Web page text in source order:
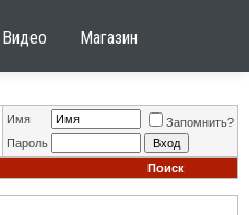
Видео Магазин
Имя
Запомнить?
Пароль
Поиск